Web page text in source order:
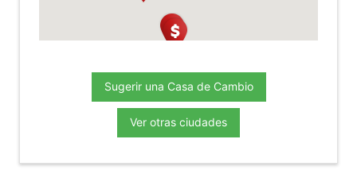
Sugerir una Casa de Cambio
Ver otras ciudades